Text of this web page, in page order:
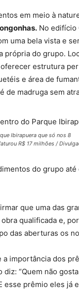
em meio à
No edifício
uma bela vista e
própria do grupo.
estrutura
e área de
de madruga sem
Ibirapuera que só nos 8
R$ 17 milhões /
do grupo
que uma das
qualificada e,
das aberturas os
a importância dos
diz: “Quem não
esse prêmio eles já